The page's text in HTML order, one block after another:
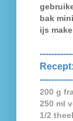
bak
ijs
200 g
250 ml
1/2